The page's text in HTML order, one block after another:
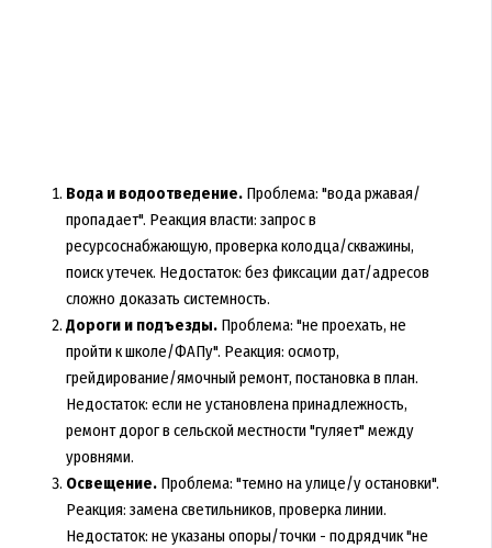
Вода и водоотведение.Проблема: "вода ржавая/
пропадает". Реакция власти: запрос в
ресурсоснабжающую, проверка колодца/скважины,
поиск утечек. Недостаток: без фиксации дат/адресов
сложно доказать системность.
Дороги и подъезды.Проблема: "не проехать, не
пройти к школе/ФАПу". Реакция: осмотр,
грейдирование/ямочный ремонт, постановка в план.
Недостаток: если не установлена принадлежность,
ремонт дорог в сельской местности "гуляет" между
уровнями.
Освещение.Проблема: "темно на улице/у остановки".
Реакция: замена светильников, проверка линии.
Недостаток: не указаны опоры/точки - подрядчик "не